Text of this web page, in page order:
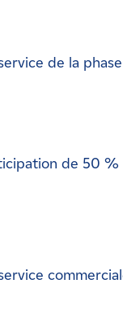
de la
de 50